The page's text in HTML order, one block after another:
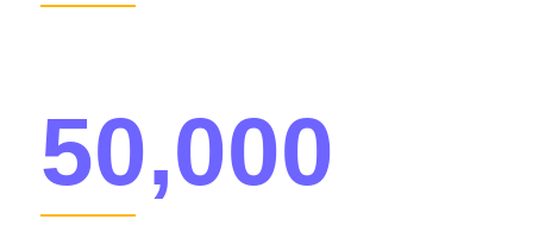
50,000